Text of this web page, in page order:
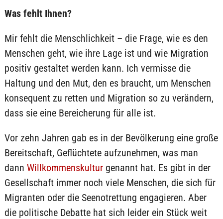
Was fehlt Ihnen?
Mir fehlt die Menschlichkeit – die Frage, wie es den
Menschen geht, wie ihre Lage ist und wie Migration
positiv gestaltet werden kann. Ich vermisse die
Haltung und den Mut, den es braucht, um Menschen
konsequent zu retten und Migration so zu verändern,
dass sie eine Bereicherung für alle ist.
Vor zehn Jahren gab es in der Bevölkerung eine große
Bereitschaft, Geflüchtete aufzunehmen, was man
dann Willkommenskulturgenannt hat. Es gibt in der
Gesellschaft immer noch viele Menschen, die sich für
Migranten oder die Seenotrettung engagieren. Aber
die politische Debatte hat sich leider ein Stück weit